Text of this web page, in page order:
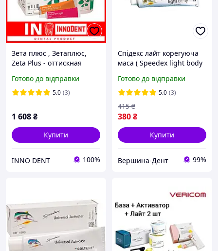
Зета плюс , Зетаплюс,
Zeta Plus - оттискная
Готово до відправки
5.0 (3)
1 608₴
Купити
INNO DENT 100%
Спідекс лайт корегуюча
маса ( Speedex light body
масса, Coltene Спидекс
лайт корреригующая
маса
Готово до відправки
5.0 (3)
380₴
415 ₴
Купити
Вершина-Дент 99%